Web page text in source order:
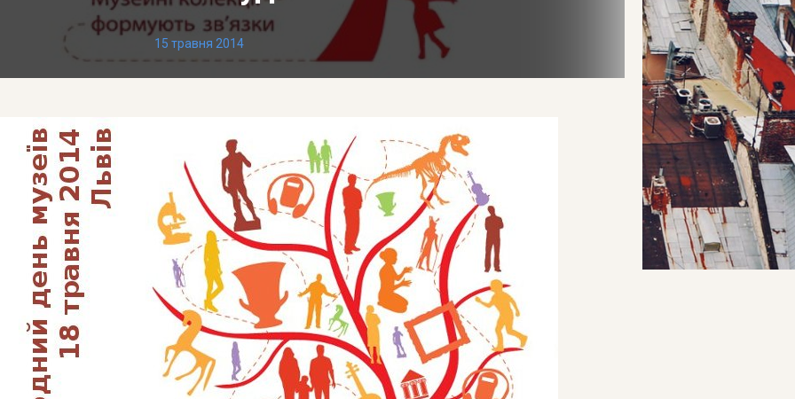
15 травня 2014